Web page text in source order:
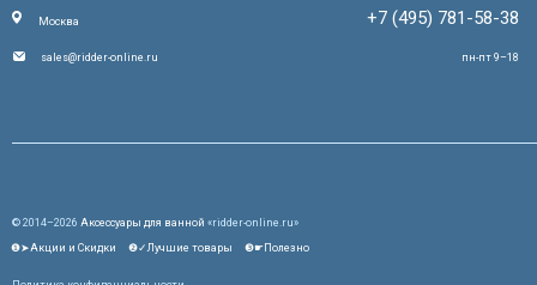
+7 (495) 781-58-38
пн-пт 9–18
Москва
sales@ridder-online.ru
© 2014–2026 Аксессуары для ванной «ridder-online.ru»
❶➤Акции и Скидки ❷✓Лучшие товары ❸☛Полезно